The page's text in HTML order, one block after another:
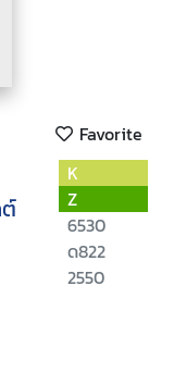
Favorite
K
Z
6530
ด822
2550